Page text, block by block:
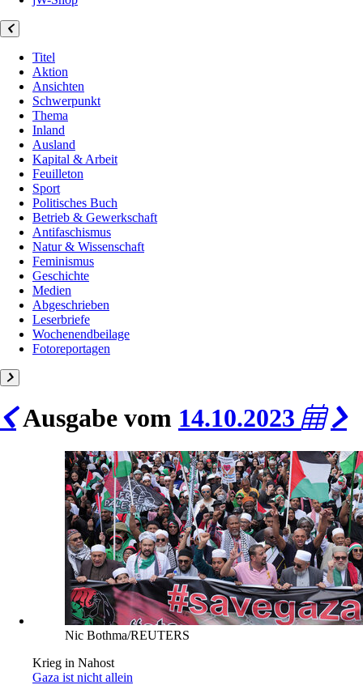
Titel
Aktion
Ansichten
Schwerpunkt
Thema
Inland
Ausland
Kapital & Arbeit
Feuilleton
Sport
Politisches Buch
Betrieb & Gewerkschaft
Antifaschismus
Natur & Wissenschaft
Feminismus
Geschichte
Medien
Abgeschrieben
Leserbriefe
Wochenendbeilage
Fotoreportagen
Ausgabe vom 14.10.2023
Nic Bothma/REUTERS
Krieg in Nahost
Gaza ist nicht allein